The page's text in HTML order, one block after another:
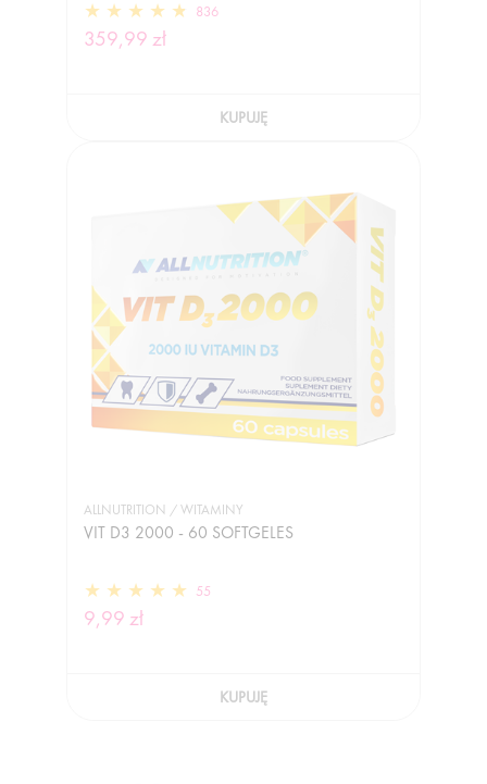
836
359,99 zł
KUPUJĘ
ALLNUTRITION / WITAMINY
VIT D3 2000 - 60 SOFTGELES
55
9,99 zł
KUPUJĘ